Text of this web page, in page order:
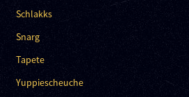
Schlakks
Snarg
Tapete
Yuppiescheuche